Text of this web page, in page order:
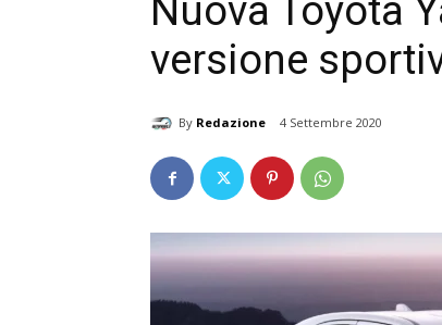
Nuova Toyota
versione
By Redazione 4 Settembre 2020